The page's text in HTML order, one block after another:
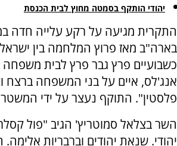
יהודי הותקף בסמטה מחוץ לבית הכנסת
התקרית מגיעה על רקע עלייה חדה
בארה"ב מאז פרוץ המלחמה בין
כשבועיים פרץ גבר פרץ לבית משפחה
אנג'לס, איים על בני המשפחה
פלסטין". התוקף נעצר על ידי
השר בצלאל סמוטריץ' הגיב "פול
יהודי. שנאת יהודים וברבריות